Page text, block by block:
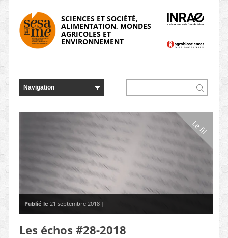
SCIENCES ET SOCIÉTÉ,
ALIMENTATION, MONDES
AGRICOLES ET
ENVIRONNEMENT
Le fil
Publié le 21 septembre 2018 |
Les échos #28-2018